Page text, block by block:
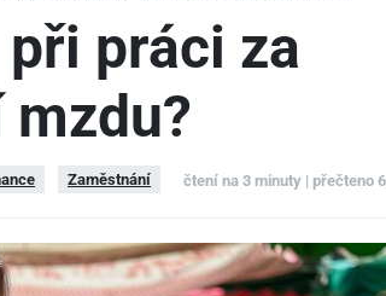
práci za
Zaměstnání čtení na 3 minuty | přečteno